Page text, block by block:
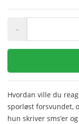
-
Hvordan ville du
sporløst forsvundet,
hun skriver sms’er